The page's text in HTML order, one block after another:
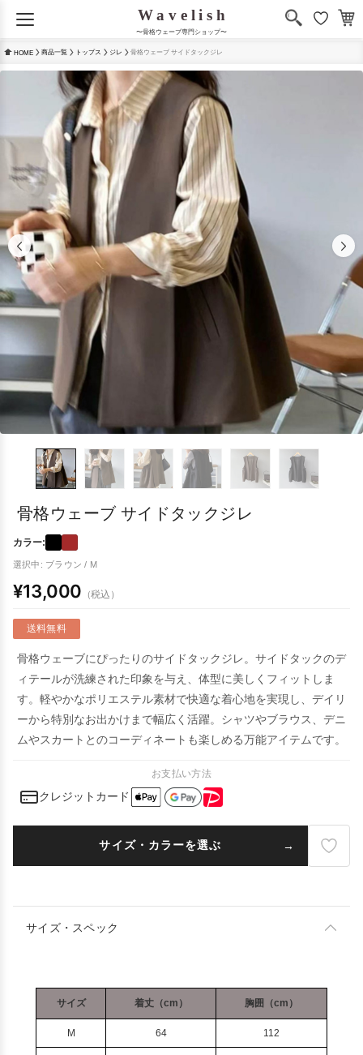
〜骨格ウェーブ専門ショップ〜
HOME 商品一覧 トップス ジレ 骨格ウェーブ サイドタックジレ
骨格ウェーブ サイドタックジレ
カラー:
選択中: ブラウン / M
¥13,000 （税込）
送料無料
骨格ウェーブにぴったりのサイドタックジレ。サイドタックのデ
ィテールが洗練された印象を与え、体型に美しくフィットしま
す。軽やかなポリエステル素材で快適な着心地を実現し、デイリ
ーから特別なお出かけまで幅広く活躍。シャツやブラウス、デニ
ムやスカートとのコーディネートも楽しめる万能アイテムです。
お支払い方法
クレジットカード
サイズ・カラーを選ぶ
サイズ・スペック
サイズ 着丈（cm） 胸囲（cm）
M 64 112